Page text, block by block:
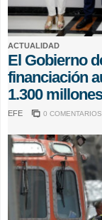
ACTUALIDAD
El Gobierno
financiación
1.300
EFE 0 COMENTARIOS